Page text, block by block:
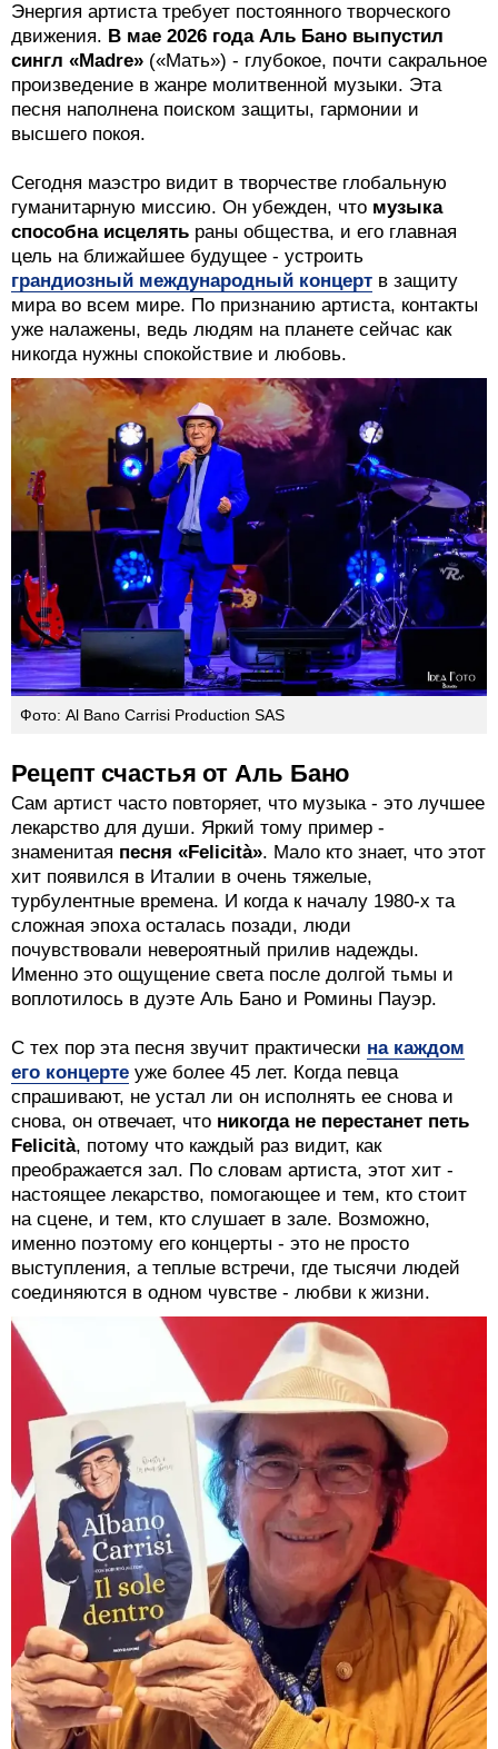
Энергия артиста требует постоянного творческого
движения. В мае 2026 года Аль Бано выпустил
сингл «Madre» («Мать») - глубокое, почти сакральное
произведение в жанре молитвенной музыки. Эта
песня наполнена поиском защиты, гармонии и
высшего покоя.
Сегодня маэстро видит в творчестве глобальную
гуманитарную миссию. Он убежден, что музыка
способна исцелять раны общества, и его главная
цель на ближайшее будущее - устроить
грандиозный международный концерт в защиту
мира во всем мире. По признанию артиста, контакты
уже налажены, ведь людям на планете сейчас как
никогда нужны спокойствие и любовь.
Фото: Al Bano Carrisi Production SAS
Рецепт счастья от Аль Бано
Сам артист часто повторяет, что музыка - это лучшее
лекарство для души. Яркий тому пример -
знаменитая песня «Felicità». Мало кто знает, что этот
хит появился в Италии в очень тяжелые,
турбулентные времена. И когда к началу 1980-х та
сложная эпоха осталась позади, люди
почувствовали невероятный прилив надежды.
Именно это ощущение света после долгой тьмы и
воплотилось в дуэте Аль Бано и Ромины Пауэр.
С тех пор эта песня звучит практически на каждом
его концерте уже более 45 лет. Когда певца
спрашивают, не устал ли он исполнять ее снова и
снова, он отвечает, что никогда не перестанет петь
Felicità, потому что каждый раз видит, как
преображается зал. По словам артиста, этот хит -
настоящее лекарство, помогающее и тем, кто стоит
на сцене, и тем, кто слушает в зале. Возможно,
именно поэтому его концерты - это не просто
выступления, а теплые встречи, где тысячи людей
соединяются в одном чувстве - любви к жизни.